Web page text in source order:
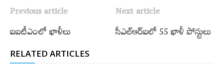
Previous article
ఐఐటీఎంలో ఖాళీలు
Next article
సీఎల్‌ఆర్‌ఐలో 55 ఖాళీ పోస్టులు
RELATED ARTICLES